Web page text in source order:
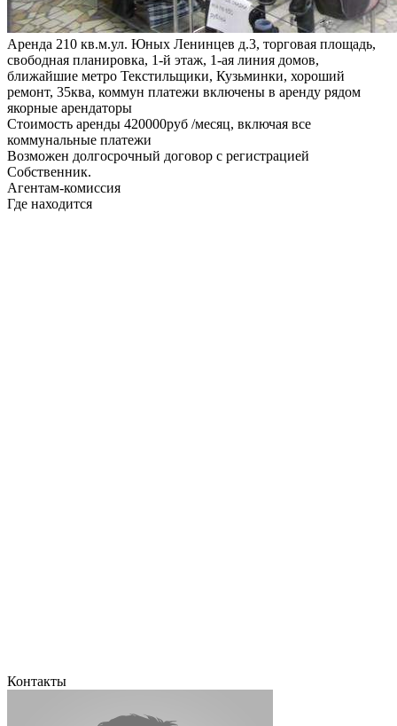
Аренда 210 кв.м.ул. Юных Ленинцев д.3, торговая площадь,
свободная планировка, 1-й этаж, 1-ая линия домов,
ближайшие метро Текстильщики, Кузьминки, хороший
ремонт, 35ква, коммун платежи включены в аренду рядом
якорные арендаторы
Стоимость аренды 420000руб /месяц, включая все
коммунальные платежи
Возможен долгосрочный договор с регистрацией
Собственник.
Агентам-комиссия
Где находится
Контакты